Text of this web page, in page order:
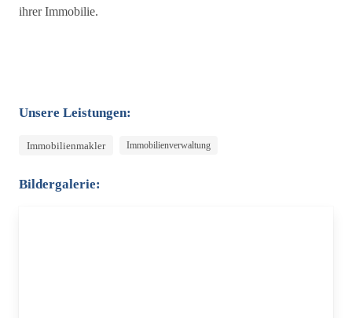
ihrer Immobilie.
Unsere Leistungen:
Immobilienmakler Immobilienverwaltung
Bildergalerie: